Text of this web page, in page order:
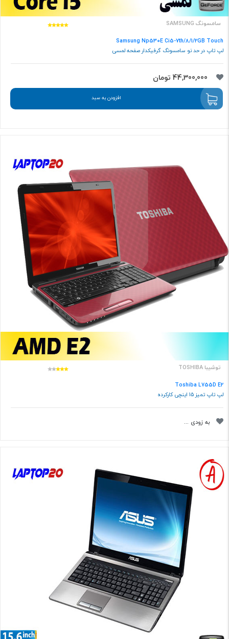
سامسونگ SAMSUNG
Samsung Np530E Ci5-7th/8/1/2GB Touch
لپ تاپ در حد نو سامسونگ گرفیکدار صفحه لمسی
44,300,000 تومان
افزودن به سبد
توشیبا TOSHIBA
Toshiba L755D E2
لپ تاپ تمیز 15 اینچی کارکرده
به زودی ...